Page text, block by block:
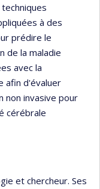
à des
prédire le
de la maladie
avec la
afin d'évaluer
non invasive pour
cérébrale
et chercheur. Ses